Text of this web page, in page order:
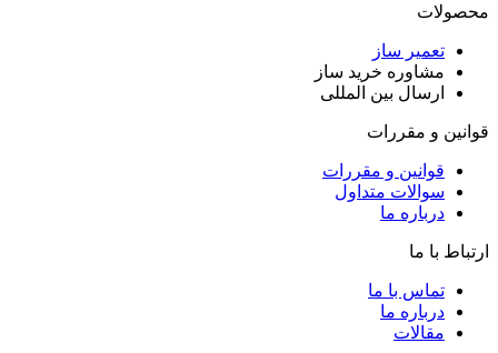
محصولات
تعمیر ساز
مشاوره خرید ساز
ارسال بین المللی
قوانین و مقررات
قوانین و مقررات
سوالات متداول
درباره ما
ارتباط با ما
تماس با ما
درباره ما
مقالات